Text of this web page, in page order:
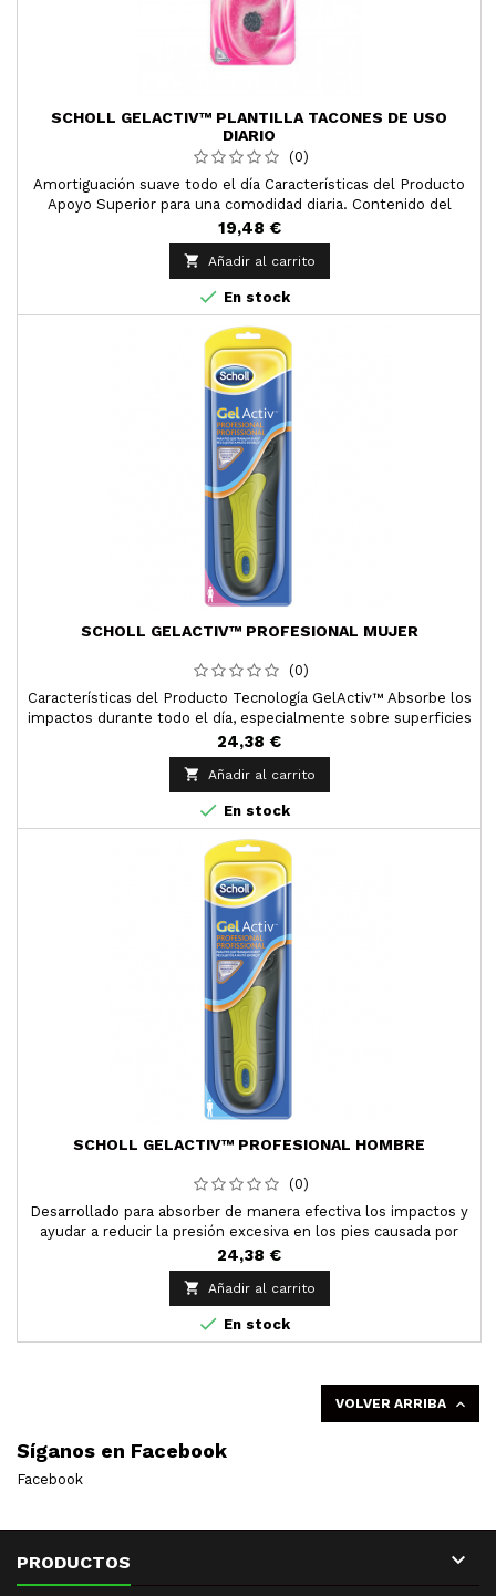
SCHOLL GELACTIV™ PLANTILLA TACONES DE USO
DIARIO
(0)
Amortiguación suave todo el día Características del Producto
Apoyo Superior para una comodidad diaria. Contenido del
pack: 1 EA
19,48 €
 Añadir al carrito
 En stock
SCHOLL GELACTIV™ PROFESIONAL MUJER
(0)
Características del Producto Tecnología GelActiv™ Absorbe los
impactos durante todo el día, especialmente sobre superficies
firmes Amortiguación y confort durante todo el día
Amortiguación superior Tejido transpirable que ayuda a
mantener los pies sec
24,38 €
 Añadir al carrito
 En stock
SCHOLL GELACTIV™ PROFESIONAL HOMBRE
(0)
Desarrollado para absorber de manera efectiva los impactos y
ayudar a reducir la presión excesiva en los pies causada por
estar de pie durante períodos de tiempo muy prolongados.
24,38 €
 Añadir al carrito
 En stock
VOLVER ARRIBA 
Síganos en Facebook
Facebook
PRODUCTOS 